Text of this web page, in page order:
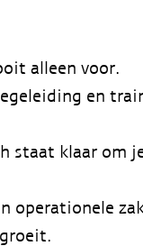
alleen voor.
en
staat klaar om
operationele